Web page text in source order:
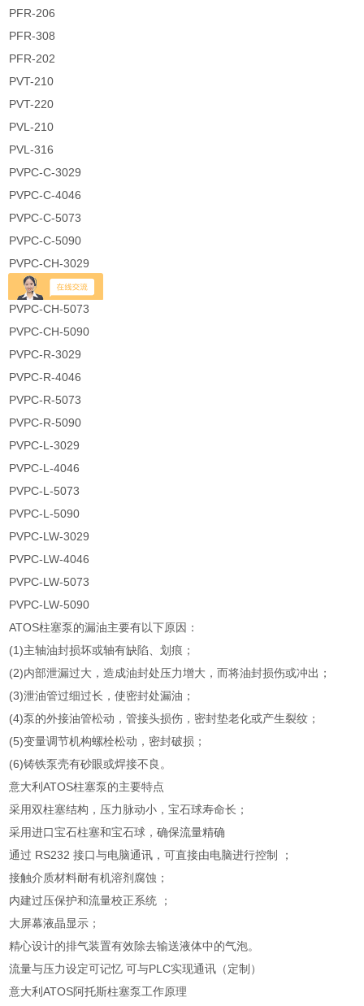
PFR-206
PFR-308
PFR-202
PVT-210
PVT-220
PVL-210
PVL-316
PVPC-C-3029
PVPC-C-4046
PVPC-C-5073
PVPC-C-5090
PVPC-CH-3029
PVPC-CH-4046
PVPC-CH-5073
PVPC-CH-5090
PVPC-R-3029
PVPC-R-4046
PVPC-R-5073
PVPC-R-5090
PVPC-L-3029
PVPC-L-4046
PVPC-L-5073
PVPC-L-5090
PVPC-LW-3029
PVPC-LW-4046
PVPC-LW-5073
PVPC-LW-5090
ATOS柱塞泵的漏油主要有以下原因：
(1)主轴油封损坏或轴有缺陷、划痕；
(2)内部泄漏过大，造成油封处压力增大，而将油封损伤或冲出；
(3)泄油管过细过长，使密封处漏油；
(4)泵的外接油管松动，管接头损伤，密封垫老化或产生裂纹；
(5)变量调节机构螺栓松动，密封破损；
(6)铸铁泵壳有砂眼或焊接不良。
意大利ATOS柱塞泵的主要特点
采用双柱塞结构，压力脉动小，宝石球寿命长；
采用进口宝石柱塞和宝石球，确保流量精确
通过 RS232 接口与电脑通讯，可直接由电脑进行控制 ；
接触介质材料耐有机溶剂腐蚀；
内建过压保护和流量校正系统 ；
大屏幕液晶显示；
精心设计的排气装置有效除去输送液体中的气泡。
流量与压力设定可记忆 可与PLC实现通讯（定制）
意大利ATOS阿托斯柱塞泵工作原理